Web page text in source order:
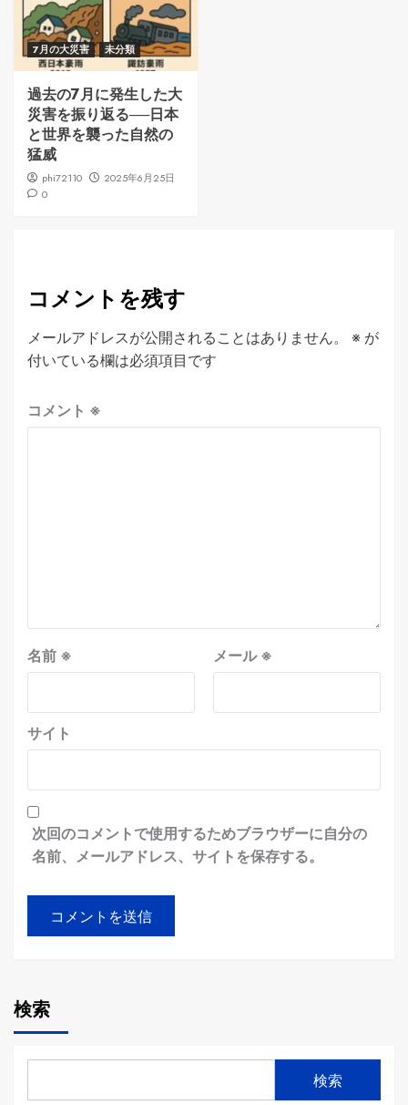
7月の大災害 未分類
過去の7月に発生した大
災害を振り返る──日本
と世界を襲った自然の
猛威
phi72110
2025年6月25日
0
コメントを残す
メールアドレスが公開されることはありません。 ※ が
付いている欄は必須項目です
コメント ※
名前 ※ メール※
サイト
次回のコメントで使用するためブラウザーに自分の
名前、メールアドレス、サイトを保存する。
検索
検索